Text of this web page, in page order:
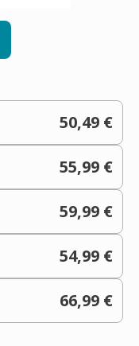
50,49 €
55,99 €
59,99 €
54,99 €
66,99 €